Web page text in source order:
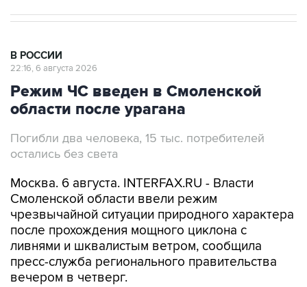
В РОССИИ
22:16, 6 августа 2026
Режим ЧС введен в Смоленской
области после урагана
Погибли два человека, 15 тыс. потребителей
остались без света
Москва. 6 августа. INTERFAX.RU - Власти
Смоленской области ввели режим
чрезвычайной ситуации природного характера
после прохождения мощного циклона с
ливнями и шквалистым ветром, сообщила
пресс-служба регионального правительства
вечером в четверг.